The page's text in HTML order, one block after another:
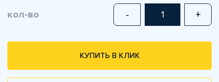
кол-во - +
КУПИТЬ В КЛИК